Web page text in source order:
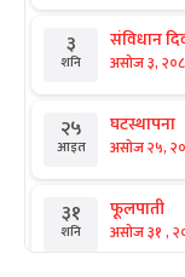
३
शनि
संविधान
असोज ३,
२५
आइत
घटस्थापना
असोज २५,
३१
शनि
फूलपाती
असोज ३१ ,